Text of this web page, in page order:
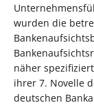
wurden die
näher
ihrer 7. Novelle
deutschen